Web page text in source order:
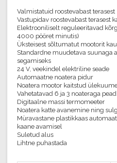
Valmistatuid roostevabast terasest
Vastupidav roostevabast terasest
Elektrooniliselt reguleeritavad
4000 pööret minutis)
Üksteisest sõltumatut mootorit
Standardne muudetava suunaga
segamiseks
24 V, veekindel elektriline seade
Automaatne noatera pidur
Noatera mootor kaitstud
Vahetatavad 6 ja 3 noateraga pead
Digitaalne massi termomeeter
Noatera katte avanemine ning
Müravastane plastikkaas
kaane avamisel
Suletud alus
Lihtne puhastada